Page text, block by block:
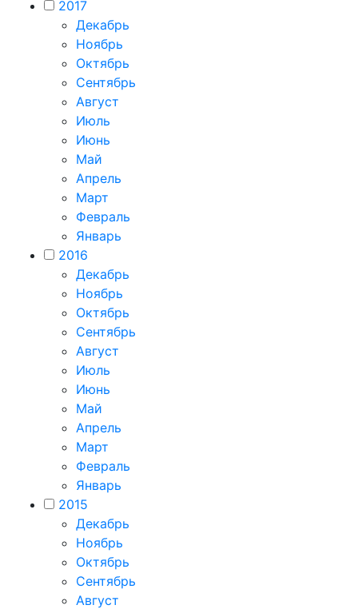
2017
Декабрь
Ноябрь
Октябрь
Сентябрь
Август
Июль
Июнь
Май
Апрель
Март
Февраль
Январь
2016
Декабрь
Ноябрь
Октябрь
Сентябрь
Август
Июль
Июнь
Май
Апрель
Март
Февраль
Январь
2015
Декабрь
Ноябрь
Октябрь
Сентябрь
Август